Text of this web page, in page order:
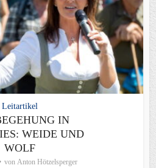
Leitartikel
IN
WEIDE UND
WOLF
von Anton Hötzelsperger